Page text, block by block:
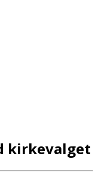
kirkevalget